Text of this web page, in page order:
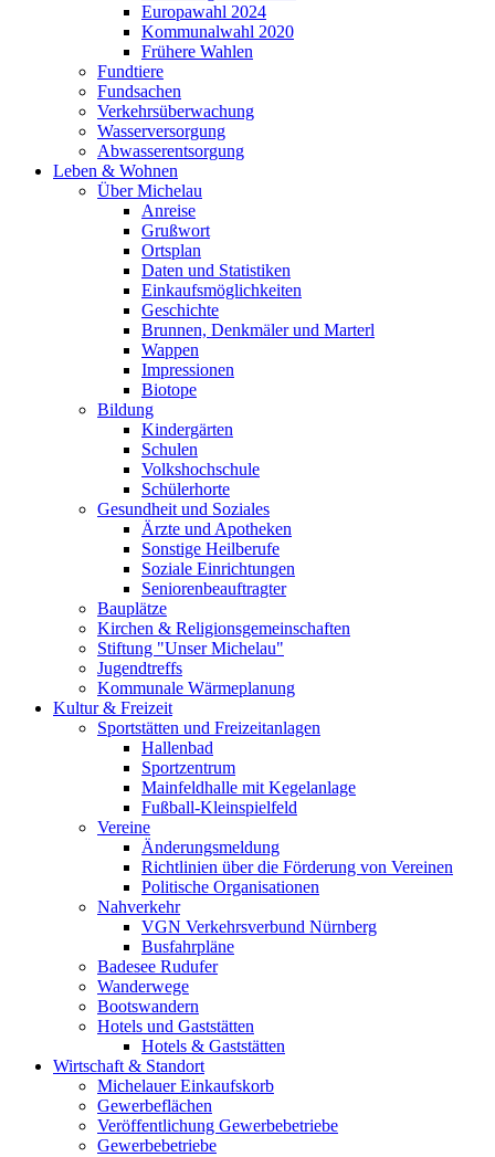
Europawahl 2024
Kommunalwahl 2020
Frühere Wahlen
Fundtiere
Fundsachen
Verkehrsüberwachung
Wasserversorgung
Abwasserentsorgung
Leben & Wohnen
Über Michelau
Anreise
Grußwort
Ortsplan
Daten und Statistiken
Einkaufsmöglichkeiten
Geschichte
Brunnen, Denkmäler und Marterl
Wappen
Impressionen
Biotope
Bildung
Kindergärten
Schulen
Volkshochschule
Schülerhorte
Gesundheit und Soziales
Ärzte und Apotheken
Sonstige Heilberufe
Soziale Einrichtungen
Seniorenbeauftragter
Bauplätze
Kirchen & Religionsgemeinschaften
Stiftung "Unser Michelau"
Jugendtreffs
Kommunale Wärmeplanung
Kultur & Freizeit
Sportstätten und Freizeitanlagen
Hallenbad
Sportzentrum
Mainfeldhalle mit Kegelanlage
Fußball-Kleinspielfeld
Vereine
Änderungsmeldung
Richtlinien über die Förderung von Vereinen
Politische Organisationen
Nahverkehr
VGN Verkehrsverbund Nürnberg
Busfahrpläne
Badesee Rudufer
Wanderwege
Bootswandern
Hotels und Gaststätten
Hotels & Gaststätten
Wirtschaft & Standort
Michelauer Einkaufskorb
Gewerbeflächen
Veröffentlichung Gewerbebetriebe
Gewerbebetriebe